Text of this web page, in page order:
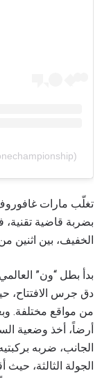
تغلّب مارات
بضربة قاضية
الخفيف، بين اثنين
بدأ بطل “ون”
دق جرس الافتتاح،
من مواقع مختلفة.
أرضاً، أخذ وضعية
الجانب، ضربه
الجولة الثالثة،